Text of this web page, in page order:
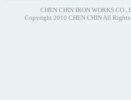
CHEN CHIN IRON WORKS CO.,
Copyright 2010 CHEN CHIN All Rights